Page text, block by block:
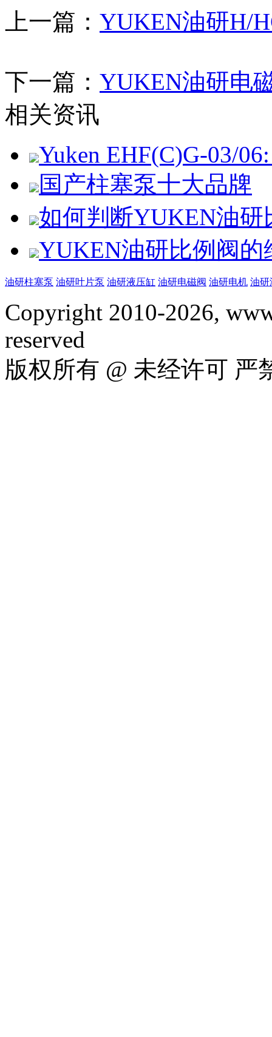
上一篇： YUKEN油研H/
下一篇： YUKEN油研电
相关资讯
Yuken EHF(C)G-03/
国产柱塞泵十大品牌
如何判断YUKEN油
YUKEN油研比例阀的
油研柱塞泵 油研叶片泵 油研液压缸 油研电磁阀 油研电机 油研
Copyright 2010-2026,
reserved
版权所有 @ 未经许可 严